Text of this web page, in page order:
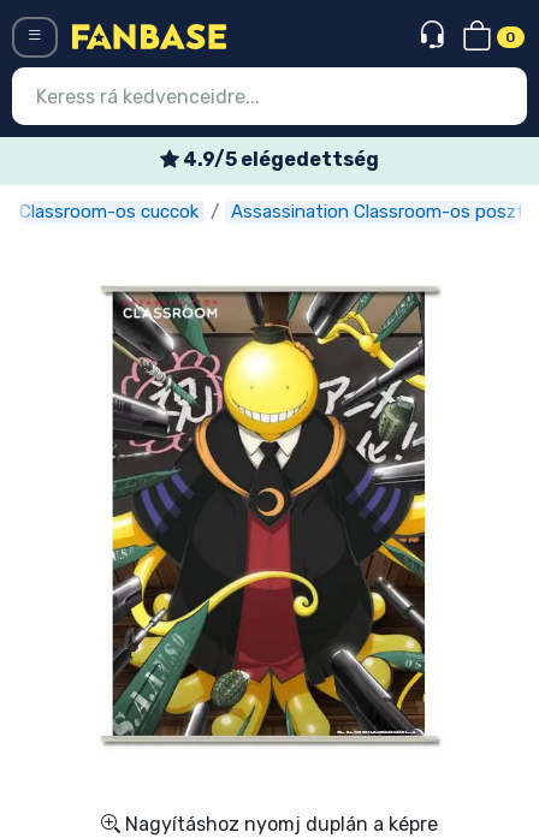
0
4.9/5 elégedettség
Classroom-os cuccok Assassination Classroom-os
Nagyításhoz nyomj duplán a képre
Belépés Regisztráció
Legújabb cuccok
Akciós ajánlatok
Express szállítás
Előrendelhető cuccok
Outlet cuccok
Ajándékkártya
Szállítás és fizetés
Sorozatos cuccok
Filmes cuccok
Mesés cuccok